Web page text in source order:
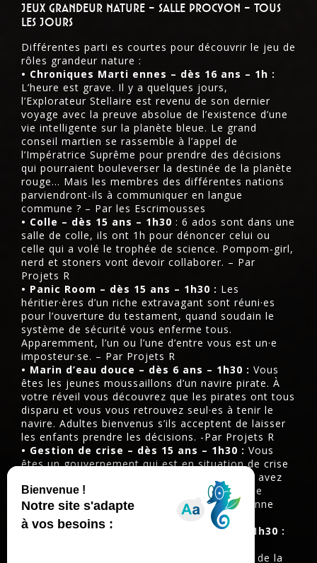
Jeux grandeur nature – salle procyon – tous
les jours
Différentes parti es courtes pour découvrir le jeu de
rôles grandeur nature :
• Chroniques Marti ennes – dès 16 ans – 1h :
L’heure est grave. Il y a quelques jours,
l’Explorateur Stellaire est revenu de son dernier
voyage avec la preuve absolue de l’existence d’une
vie intelligente sur la planète bleue. Le grand
conseil martien se rassemble à l’appel de
l’Impératrice Suprême pour prendre des décisions
qui pourraient bouleverser la destinée de la planète
rouge… Mais les membres des différentes nations
parviendront-ils à communiquer en langue
commune ? – Par les Escrimousses
• Colle – dès 15 ans – 1h30 : 6 ados sont dans une
salle de colle, ils ont 1h pour dénoncer celui ou
celle qui a volé le trophée de science. Pompom-girl,
nerd et stoners vont devoir collaborer. – Par
Projets R
• Panic Room – dès 15 ans – 1h30 : Les
héritier·ères d’un riche extravagant sont réuni·es
pour l’ouverture du testament, quand soudain le
système de sécurité vous enferme tous.
Apparemment, l’un ou l’une d’entre vous est un·e
imposteur·se. – Par Projets R
• Marin d’eau douce – dès 6 ans – 1h30 : Vous
êtes les jeunes moussaillons d’un navire pirate. À
votre réveil vous découvrez que les pirates ont tous
disparu et vous vous retrouvez seul·es à tenir le
navire. Adultes bienvenus s’ils acceptent de laisser
les enfants prendre les décisions. -Par Projets R
• Gestion de crise – dès 15 ans – 1h30 : Vous
êtes un gouvernement qui est en situation de crise
d’un pays plus ou moins démocratique. Vous avez
60 minutes pour régler un/des problème(s) de
portée nationale sans information fiable. Bonne
chance ! – Par Projets R
• Hazbin Hotel Saison 1.5 – dès 18 ans – 1h30 :
Morningstar pour décider des conséquences de la